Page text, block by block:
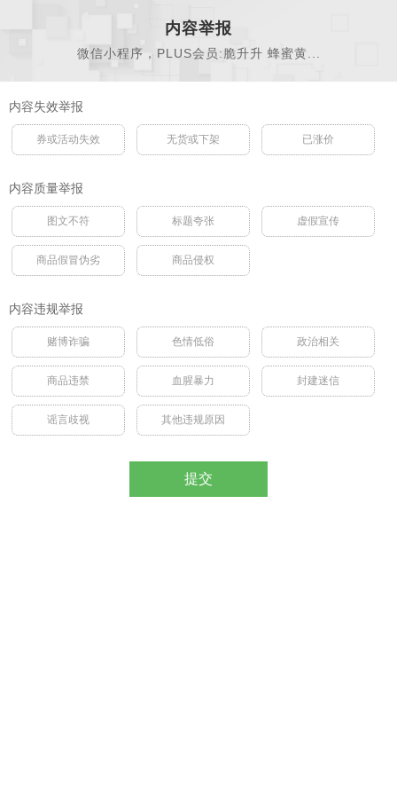
内容举报
微信小程序，PLUS会员:脆升升 蜂蜜黄...
内容失效举报
券或活动失效 无货或下架 已涨价
内容质量举报
图文不符 标题夸张 虚假宣传
商品假冒伪劣 商品侵权
内容违规举报
赌博诈骗 色情低俗 政治相关
商品违禁 血腥暴力 封建迷信
谣言歧视 其他违规原因
提交